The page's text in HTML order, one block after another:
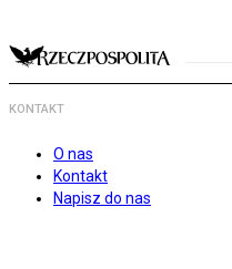
KONTAKT
O nas
Kontakt
Napisz do nas